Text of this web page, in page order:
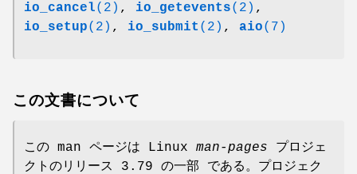
io_cancel(2) , io_getevents(2) ,
io_setup(2) , io_submit (2) , aio(7)
この文書について
この man ページは Linux man-pages プロジェ
クトのリリース 3.79 の一部 である。プロジェク